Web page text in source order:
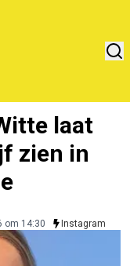
laat
zien in
om 14:30 Instagram